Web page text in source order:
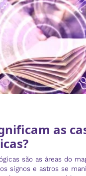
as
são as áreas do
signos e astros se